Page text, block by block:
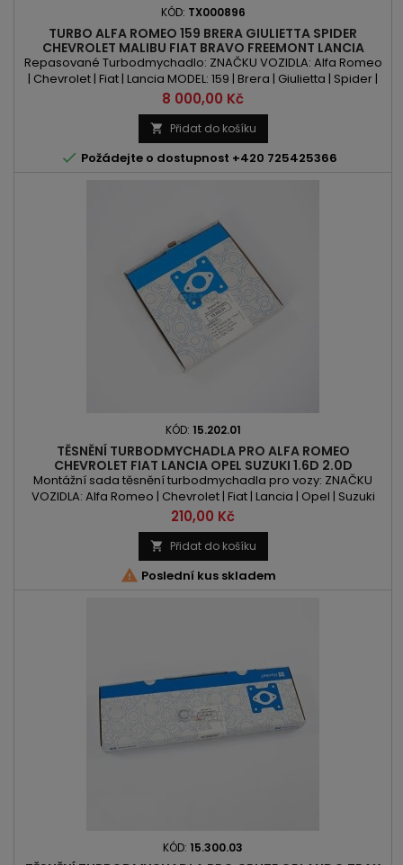
KÓD: TX000896
TURBO ALFA ROMEO 159 BRERA GIULIETTA SPIDER
CHEVROLET MALIBU FIAT BRAVO FREEMONT LANCIA
DELTA 2.0D/JTDM/MULTIJET
Repasované Turbodmychadlo: ZNAČKU VOZIDLA: Alfa Romeo
| Chevrolet | Fiat | Lancia MODEL: 159 | Brera | Giulietta | Spider |
Malibu | Bravo | Freemont | Delta KÓD MOTORU: LBS | 198 A5.000
| 198 A8.000 | 844 A2.000 | 939 B3.000 | 940 A4.000 | 940 B4.000 |
940 A7.000 |940 B9.000 OBSAH: 1956ccm 2.0D | 2.0JTDM 2.0
Multijet VÝKON: 160PS/118kW | 163PS/120kW |...
Cena
8 000,00 Kč
 Přidat do košíku
 Požádejte o dostupnost +420 725425366
KÓD: 15.202.01
TĚSNĚNÍ TURBODMYCHADLA PRO ALFA ROMEO
CHEVROLET FIAT LANCIA OPEL SUZUKI 1.6D 2.0D
Montážní sada těsnění turbodmychadla pro vozy: ZNAČKU
VOZIDLA: Alfa Romeo | Chevrolet | Fiat | Lancia | Opel | Suzuki
MODEL: 159 | Brera | Giulietta | Spider | Malibu | Bravo | Doblo |
Ducato | Freemont | Linea | Sedici | Scudo | Delta | Astra |
Cascada | Combo | Insignia | Zafira Tourer | SX4 KÓD MOTORU:
LBS | D20AA | A20DTC | A20DTH | A20DTJ | A20FD |...
Cena
210,00 Kč
 Přidat do košíku
 Poslední kus skladem
KÓD: 15.300.03